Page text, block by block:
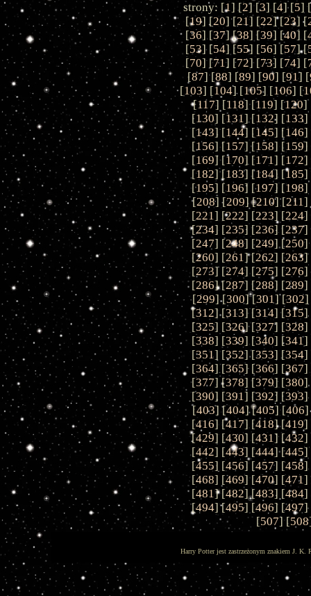
strony: [1] [2] [3] [4] [5] [
[19] [20] [21] [22] [23] [
[36] [37] [38] [39] [40] [
[53] [54] [55] [56] [57] [
[70] [71] [72] [73] [74] [
[87] [88] [89] [90] [91] [
[103] [104] [105] [106] [
[117] [118] [119] [120]
[130] [131] [132] [133]
[143] [144] [145] [146]
[156] [157] [158] [159]
[169] [170] [171] [172]
[182] [183] [184] [185]
[195] [196] [197] [198]
[208] [209] [210] [211]
[221] [222] [223] [224]
[234] [235] [236] [237]
[247] [248] [249] [250]
[260] [261] [262] [263]
[273] [274] [275] [276]
[286] [287] [288] [289]
[299] [300] [301] [302]
[312] [313] [314] [315]
[325] [326] [327] [328]
[338] [339] [340] [341]
[351] [352] [353] [354]
[364] [365] [366] [367]
[377] [378] [379] [380]
[390] [391] [392] [393]
[403] [404] [405] [406]
[416] [417] [418] [419]
[429] [430] [431] [432]
[442] [443] [444] [445]
[455] [456] [457] [458]
[468] [469] [470] [471]
[481] [482] [483] [484]
[494] [495] [496] [497]
[507] [508
Harry Potter jest zastrzeżonym znakiem J. K.